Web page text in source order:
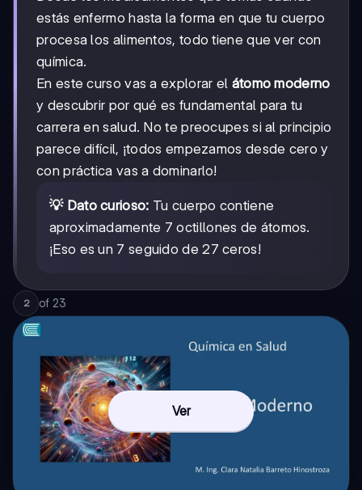
estás enfermo hasta la forma en que tu cuerpo
procesa los alimentos, todo tiene que ver con
química.
En este curso vas a explorar el átomo moderno
y descubrir por qué es fundamental para tu
carrera en salud. No te preocupes si al principio
parece difícil, ¡todos empezamos desde cero y
con práctica vas a dominarlo!
💡 Dato curioso: Tu cuerpo contiene
aproximadamente 7 octillones de átomos.
¡Eso es un 7 seguido de 27 ceros!
2 of 23
Ver